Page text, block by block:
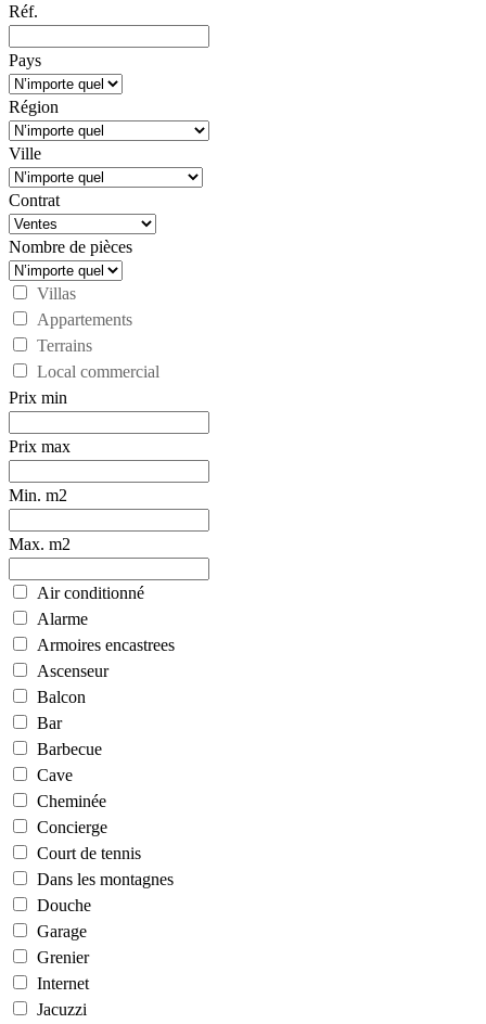
Réf.
Pays
Région
Ville
Contrat
Nombre de pièces
Villas
Appartements
Terrains
Local commercial
Prix min
Prix max
Min. m2
Max. m2
Air conditionné
Alarme
Armoires encastrees
Ascenseur
Balcon
Bar
Barbecue
Cave
Cheminée
Concierge
Court de tennis
Dans les montagnes
Douche
Garage
Grenier
Internet
Jacuzzi